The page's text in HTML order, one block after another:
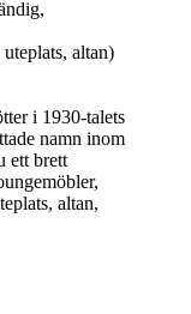
altan)
i 1930-talets
namn inom
ett brett
altan,